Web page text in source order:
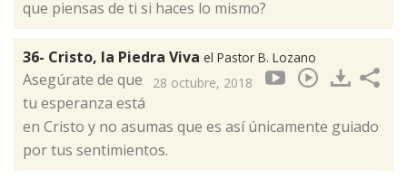
que piensas de ti si haces lo mismo?
36- Cristo, la Piedra Viva el Pastor B. Lozano
28 octubre, 2018
​Asegúrate de que
tu esperanza está
en Cristo y no asumas que es así únicamente guiado
por tus sentimientos.